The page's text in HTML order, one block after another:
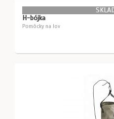
H-bójka
Pomôcky na lov